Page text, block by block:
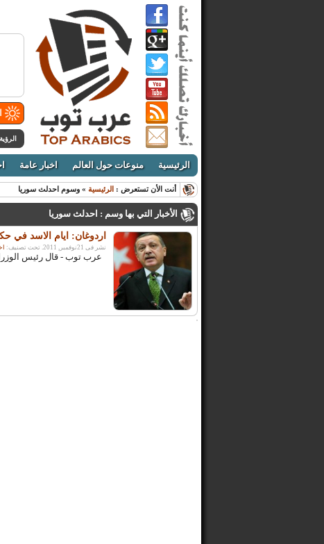
الرئيسية منوعات حول العالم اخبار عامة
أنت الأن تستعرض : الرئيسية » وسوم احدلث سوريا
الأخبار التي بها وسم : احدلث سوريا
اردوغان: ايام الاسد في
نشر فى 21نوفمبر, 2011. تحت تصنيف:
عرب توب - قال رئيس